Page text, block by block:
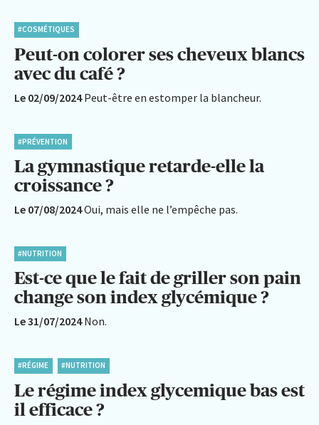
#COSMÉTIQUES
Peut-on colorer ses cheveux blancs
avec du café ?
Le 02/09/2024 Peut-être en estomper la blancheur.
#PRÉVENTION
La gymnastique retarde-elle la
croissance ?
Le 07/08/2024Oui, mais elle ne l’empêche pas.
#NUTRITION
Est-ce que le fait de griller son pain
change son index glycémique ?
Le 31/07/2024 Non.
#RÉGIME #NUTRITION
Le régime index glycemique bas est
il efficace ?